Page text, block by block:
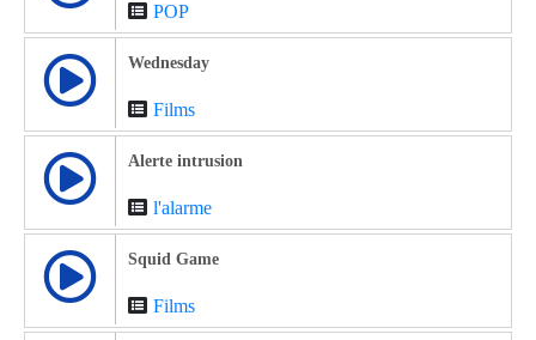
POP
Wednesday
Films
Alerte intrusion
l'alarme
Squid Game
Films